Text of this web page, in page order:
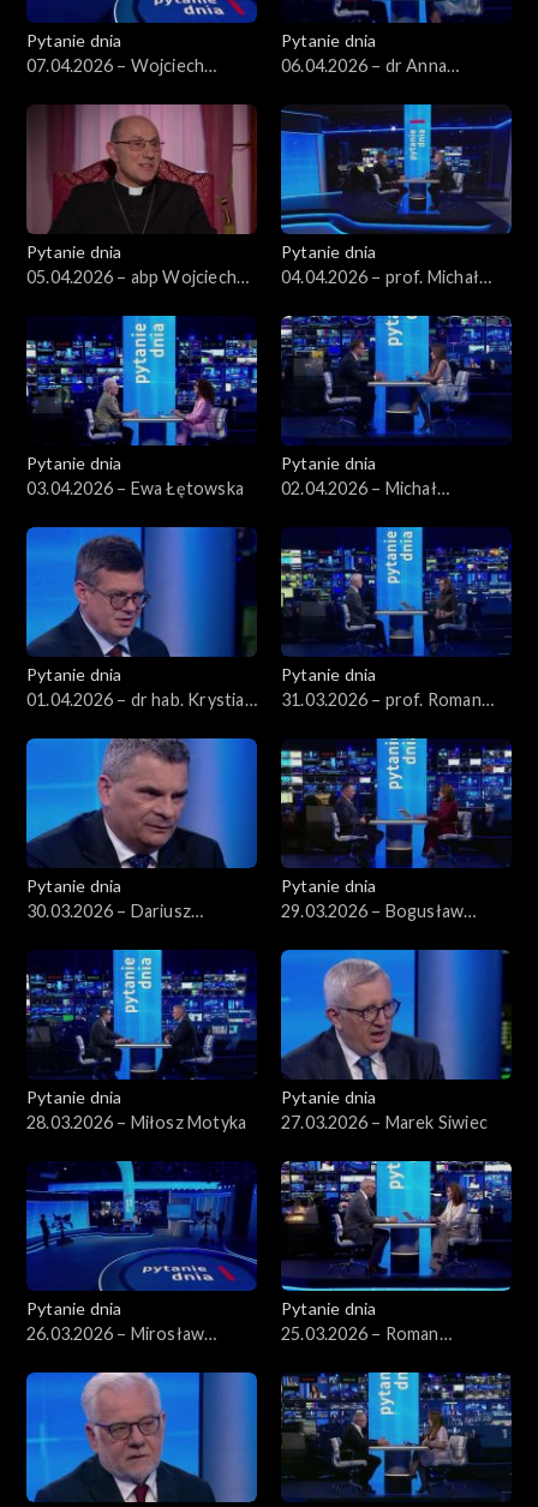
Pytanie dnia
07.04.2026 – Wojciech
Pytanie dnia
06.04.2026 – dr Anna
Pytanie dnia
05.04.2026 – abp Wojciech
Pytanie dnia
04.04.2026 – prof. Michał
Pytanie dnia
03.04.2026 – Ewa Łętowska
Pytanie dnia
02.04.2026 – Michał
Pytanie dnia
01.04.2026 – dr hab. Krystian
Pytanie dnia
31.03.2026 – prof. Roman
Pytanie dnia
30.03.2026 – Dariusz
Pytanie dnia
29.03.2026 – Bogusław
Pytanie dnia
28.03.2026 – Miłosz Motyka
Pytanie dnia
27.03.2026 – Marek Siwiec
Pytanie dnia
26.03.2026 – Mirosław
Pytanie dnia
25.03.2026 – Roman